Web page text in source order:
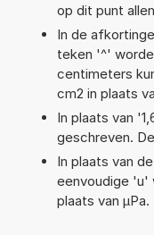
op dit punt
In de
teken '^'
centimeters
cm2 in plaats
In plaats van
geschreven.
In plaats van
eenvoudige 'u'
plaats van µPa.